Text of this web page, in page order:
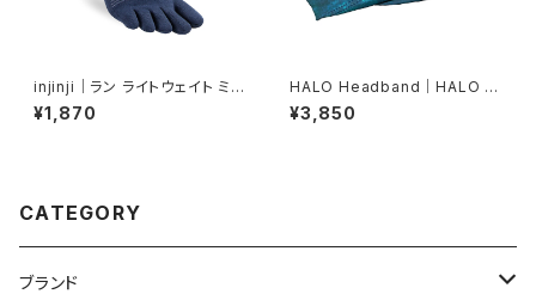
injinji｜ラン ライトウェイト ミニ
クルー（ネイビー）
¥1,870
HALO Headband｜HALO バ
ンディット JP（Blob）
¥3,850
CATEGORY
ブランド